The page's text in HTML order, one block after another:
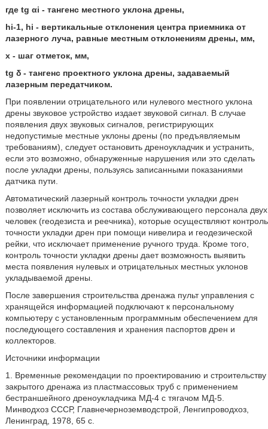
где tg αi - тангенс местного уклона дрены,
hi-1, hi - вертикальные отклонения центра приемника от
лазерного луча, равные местным отклонениям дрены, мм,
x - шаг отметок, мм,
tg δ - тангенс проектного уклона дрены, задаваемый
лазерным передатчиком.
При появлении отрицательного или нулевого местного уклона
дрены звуковое устройство издает звуковой сигнал. В случае
появления двух звуковых сигналов, регистрирующих
недопустимые местные уклоны дрены (по предъявляемым
требованиям), следует остановить дреноукладчик и устранить,
если это возможно, обнаруженные нарушения или это сделать
после укладки дрены, пользуясь записанными показаниями
датчика пути.
Автоматический лазерный контроль точности укладки дрен
позволяет исключить из состава обслуживающего персонала двух
человек (геодезиста и реечника), которые осуществляют контроль
точности укладки дрен при помощи нивелира и геодезической
рейки, что исключает применение ручного труда. Кроме того,
контроль точности укладки дрены дает возможность выявить
места появления нулевых и отрицательных местных уклонов
укладываемой дрены.
После завершения строительства дренажа пульт управления с
хранящейся информацией подключают к персональному
компьютеру с установленным программным обеспечением для
последующего составления и хранения паспортов дрен и
коллекторов.
Источники информации
1. Временные рекомендации по проектированию и строительству
закрытого дренажа из пластмассовых труб с применением
бестраншейного дреноукладчика МД-4 с тягачом МД-5.
Минводхоз СССР, Главнечерноземводстрой, Ленгипроводхоз,
Ленинград, 1978, 65 с.